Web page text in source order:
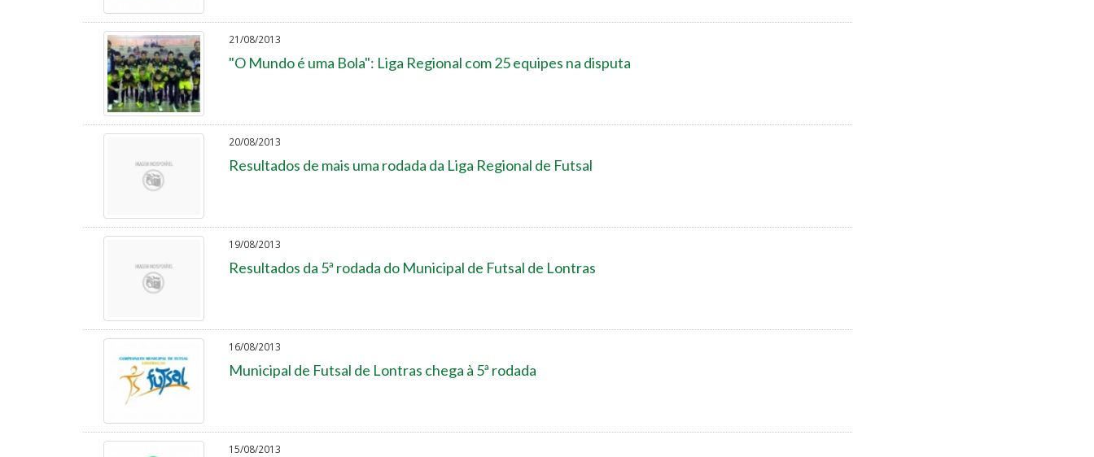
21/08/2013
"O Mundo é uma Bola": Liga Regional com 25 equipes na disputa
20/08/2013
Resultados de mais uma rodada da Liga Regional de Futsal
19/08/2013
Resultados da 5ª rodada do Municipal de Futsal de Lontras
16/08/2013
Municipal de Futsal de Lontras chega à 5ª rodada
15/08/2013